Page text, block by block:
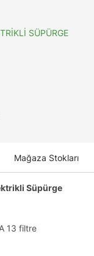
SÜPÜRGE
Mağaza Stokları
Süpürge
13 filtre